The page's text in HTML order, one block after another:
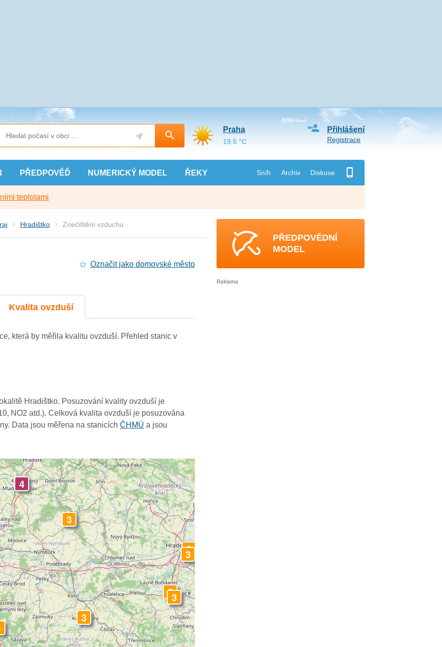
PŘEDPOVĚĎ NUMERICKÝ MODEL ŘEKY Sníh Archiv Diskuse
Přihlášení
Registrace
Praha
19.5 °C
teplotami
Hradištko Znečištění vzduchu
Označit jako domovské město
Kvalita ovzduší
která by měřila kvalitu ovzduší. Přehled stanic v
Hradištko. Posuzování kvality ovzduší je
NO2 atd.). Celková kvalita ovzduší je posuzována
Data jsou měřena na stanicíchČHMÚ a jsou
3
33
4
3
3
3
4
PŘEDPOVĚDNÍ
MODEL